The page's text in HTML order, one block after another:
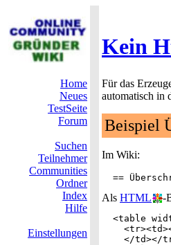
Kein
Home
Neues
TestSeite
Forum
Suchen
Teilnehmer
Communities
Ordner
Index
Hilfe
Einstellungen
Für das
automatisch in
Beispiel
Im Wiki:
Als HTML -
<table
</td></